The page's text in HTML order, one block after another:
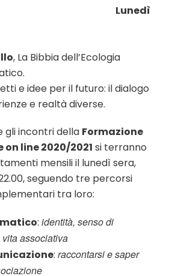
Lunedì
, La Bibbia dell’Ecologia
e idee per il futuro: il dialogo
e realtà diverse.
gli incontri della Formazione
on line 2020/2021 si terranno
mensili il lunedì sera,
seguendo tre percorsi
tra loro:
: identità, senso di
associativa
: raccontarsi e saper